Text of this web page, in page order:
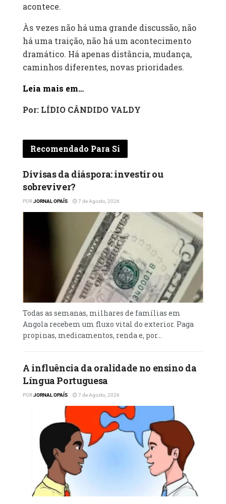
acontece.
Às vezes não há uma grande discussão, não
há uma traição, não há um acontecimento
dramático. Há apenas distância, mudança,
caminhos diferentes, novas prioridades.
Leia mais em…
Por: LÍDIO CÂNDIDO VALDY
Recomendado Para Si
Divisas da diáspora: investir ou
sobreviver?
PORJORNAL OPAÍS 7 de Agosto, 2026
Todas as semanas, milhares de famílias em
Angola recebem um fluxo vital do exterior. Paga
propinas, medicamentos, renda e, por...
A influência da oralidade no ensino da
Língua Portuguesa
PORJORNAL OPAÍS 7 de Agosto, 2026